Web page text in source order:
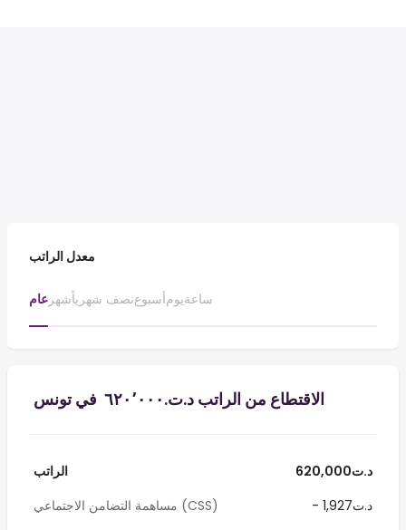
معدل الراتب
عام شهرنصف شهرياًأسبوعيومساعة
الاقتطاع من الراتب د.ت.‏٦٢٠٬٠٠٠ ‏ في تونس
الراتب
620,000د.ت
مساهمة التضامن الاجتماعي (CSS)
- 1,927د.ت